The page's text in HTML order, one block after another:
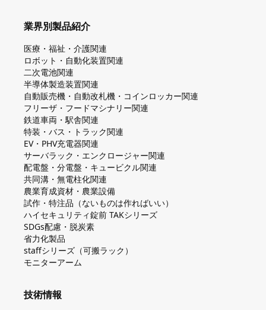
業界別製品紹介
医療・福祉・介護関連
ロボット・自動化装置関連
二次電池関連
半導体製造装置関連
自動販売機・自動改札機・コインロッカー関連
フリーザ・フードマシナリー関連
鉄道車両・駅舎関連
特装・バス・トラック関連
EV・PHV充電器関連
サーバラック・エンクロージャー関連
配電盤・分電盤・キュービクル関連
共同溝・無電柱化関連
農業育成資材・農業設備
試作・特注品（ないものは作ればいい）
ハイセキュリティ錠前 TAKシリーズ
SDGs配慮・脱炭素
省力化製品
staffシリーズ（可搬ラック）
モニターアーム
技術情報